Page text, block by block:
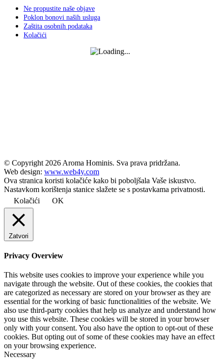
Ne propustite naše objave
Poklon bonovi naših usluga
Zaštita osobnih podataka
Kolačići
© Copyright 2026 Aroma Hominis. Sva prava pridržana.
Web design: www.web4y.com
Ova stranica koristi kolačiće kako bi poboljšala Vaše iskustvo.
Nastavkom korištenja stanice slažete se s postavkama privatnosti.
Kolačići
OK
Zatvori
Privacy Overview
This website uses cookies to improve your experience while you
navigate through the website. Out of these cookies, the cookies that
are categorized as necessary are stored on your browser as they are
essential for the working of basic functionalities of the website. We
also use third-party cookies that help us analyze and understand how
you use this website. These cookies will be stored in your browser
only with your consent. You also have the option to opt-out of these
cookies. But opting out of some of these cookies may have an effect
on your browsing experience.
Necessary